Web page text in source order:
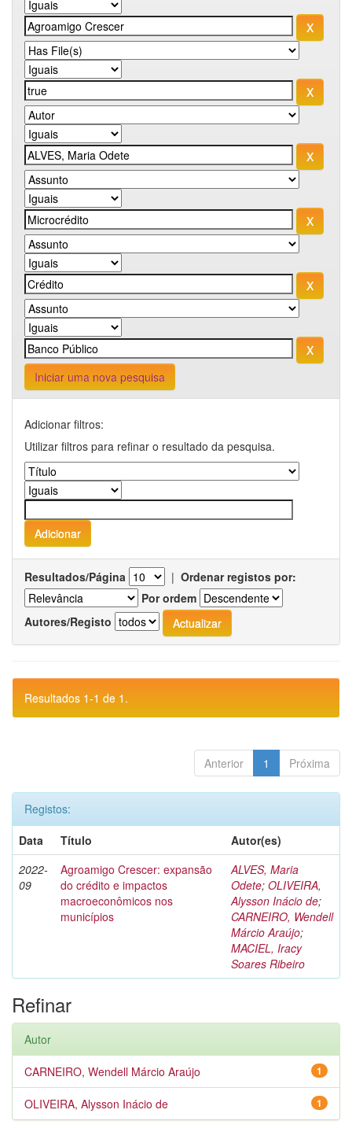
Iniciar uma nova pesquisa
Adicionar filtros:
Utilizar filtros para refinar o resultado da pesquisa.
Resultados/Página | Ordenar registos por:
Por ordem
Autores/Registo
Resultados 1-1 de 1.
Anterior 1 Próxima
Registos:
Data
Título
Autor(es)
2022-
09
Agroamigo Crescer: expansão
do crédito e impactos
macroeconômicos nos
municípios
ALVES, Maria
Odete; OLIVEIRA,
Alysson Inácio de;
CARNEIRO, Wendell
Márcio Araújo;
MACIEL, Iracy
Soares Ribeiro
Refinar
Autor
1
CARNEIRO, Wendell Márcio Araújo
1
OLIVEIRA, Alysson Inácio de